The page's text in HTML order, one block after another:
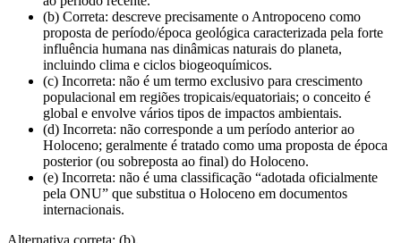
(b) Correta: descreve precisamente o Antropoceno como
proposta de período/época geológica caracterizada pela forte
influência humana nas dinâmicas naturais do planeta,
incluindo clima e ciclos biogeoquímicos.
(c) Incorreta: não é um termo exclusivo para crescimento
populacional em regiões tropicais/equatoriais; o conceito é
global e envolve vários tipos de impactos ambientais.
(d) Incorreta: não corresponde a um período anterior ao
Holoceno; geralmente é tratado como uma proposta de época
posterior (ou sobreposta ao final) do Holoceno.
(e) Incorreta: não é uma classificação “adotada oficialmente
pela ONU” que substitua o Holoceno em documentos
internacionais.